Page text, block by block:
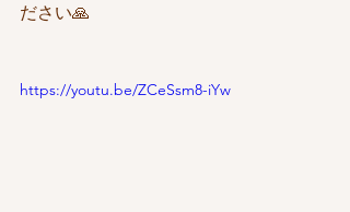
ださい🙏
https://youtu.be/ZCeSsm8-iYw